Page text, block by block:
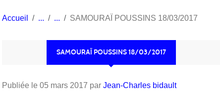
Accueil SAMOURAÏ POUSSINS 18/03/2017
SAMOURAÏ POUSSINS 18/03/2017
Publiée le 05 mars 2017 par Jean-Charles bidault